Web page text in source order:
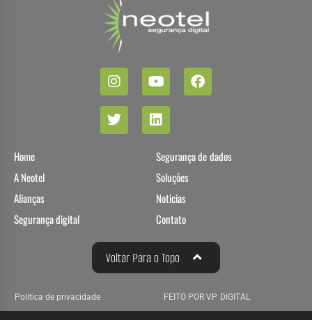
Home
A Neotel
Alianças
Segurança digital
Segurança de dados
Soluções
Noticias
Contato
Voltar Para o Topo
Politica de privacidade FEITO POR VP DIGITAL